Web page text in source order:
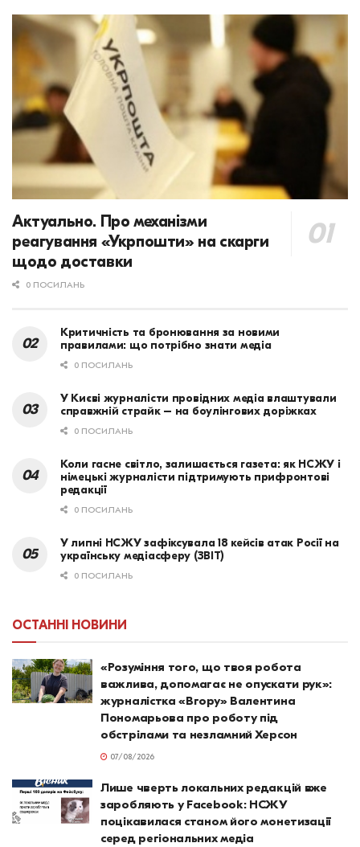
Актуально. Про механізми
реагування «Укрпошти» на скарги
щодо доставки
0 ПОСИЛАНЬ
Критичність та бронювання за новими
правилами: що потрібно знати медіа
0 ПОСИЛАНЬ
У Києві журналісти провідних медіа влаштували
справжній страйк – на боулінгових доріжках
0 ПОСИЛАНЬ
Коли гасне світло, залишається газета: як НСЖУ і
німецькі журналісти підтримують прифронтові
редакції
0 ПОСИЛАНЬ
У липні НСЖУ зафіксувала 18 кейсів атак Росії на
українську медіасферу (ЗВІТ)
0 ПОСИЛАНЬ
ОСТАННІ НОВИНИ
«Розуміння того, що твоя робота
важлива, допомагає не опускати рук»:
журналістка «Вгору» Валентина
Пономарьова про роботу під
обстрілами та незламний Херсон
07/08/2026
Лише чверть локальних редакцій вже
заробляють у Facebook: НСЖУ
поцікавилася станом його монетизації
серед регіональних медіа